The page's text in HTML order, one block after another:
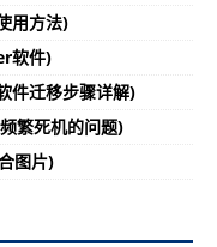
用方法)
软件)
件迁移步骤详解)
繁死机的问题)
图片)